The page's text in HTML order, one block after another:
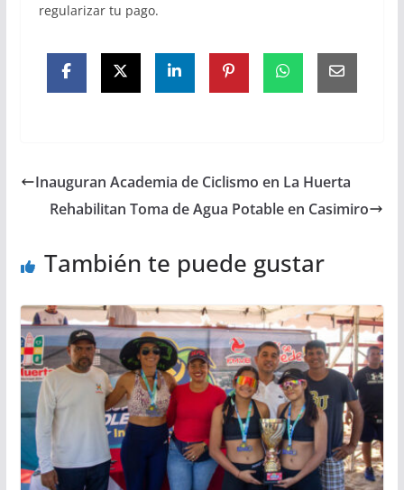
regularizar tu pago.
Inauguran Academia de Ciclismo en La Huerta
Rehabilitan Toma de Agua Potable en Casimiro
También te puede gustar